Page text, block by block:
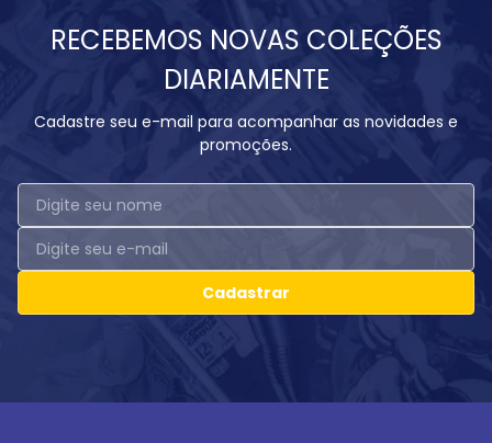
RECEBEMOS NOVAS COLEÇÕES
DIARIAMENTE
Cadastre seu e-mail para acompanhar as novidades e
promoções.
Cadastrar